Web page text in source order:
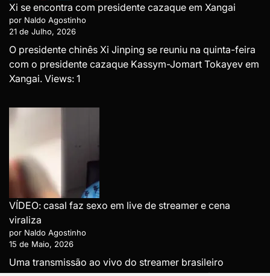
Xi se encontra com presidente cazaque em Xangai
por Naldo Agostinho
21 de Julho, 2026
O presidente chinês Xi Jinping se reuniu na quinta-feira
com o presidente cazaque Kassym-Jomart Tokayev em
Xangai. Views: 1
VÍDEO: casal faz sexo em live de streamer e cena
viraliza
por Naldo Agostinho
15 de Maio, 2026
Uma transmissão ao vivo do streamer brasileiro